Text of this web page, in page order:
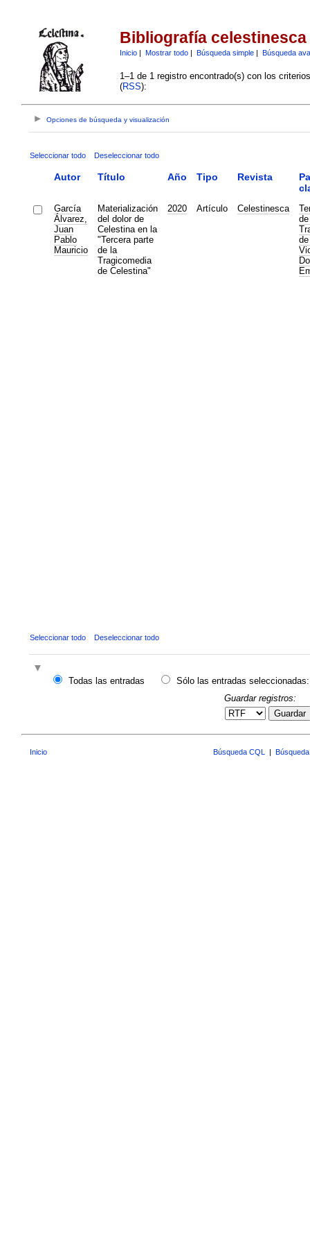
Bibliografía celestinesca
Inicio| Mostrar todo| Búsqueda simple| Búsqueda
1–1 de 1 registro encontrado(s) con los
(RSS):
Opciones de búsqueda y visualización
Seleccionar todo Deseleccionar todo
Autor Título Año Tipo Revista
García
Álvarez,
Juan
Pablo
Mauricio
Materialización
del dolor de
Celestina en la
"Tercera parte
de la
Tragicomedia
de Celestina"
2020 Artículo Celestinesca
Seleccionar todo Deseleccionar todo
Todas las entradas
Sólo las entradas seleccionadas:
Guardar registros:
Guardar
Inicio Búsqueda CQL